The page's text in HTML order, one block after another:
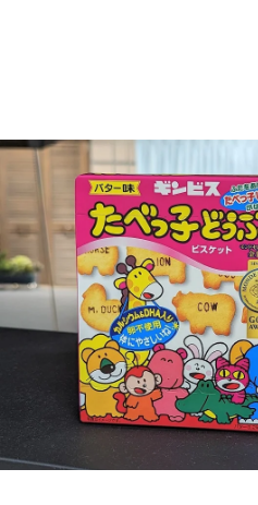
お知らせ
イベント・グッズ
YouTube
会社情報